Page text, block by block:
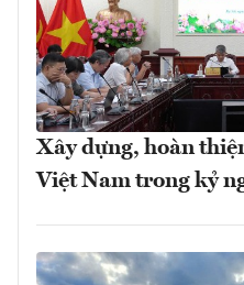
Xây dựng, hoàn
Việt Nam trong kỷ